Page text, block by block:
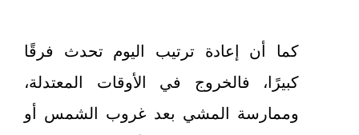
كما أن إعادة ترتيب اليوم تحدث فرقًا
كبيرًا، فالخروج في الأوقات المعتدلة،
وممارسة المشي بعد غروب الشمس أو